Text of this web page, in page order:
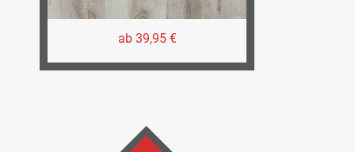
ab 39,95 €